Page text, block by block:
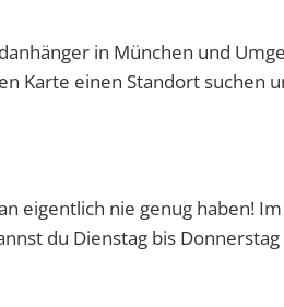
in München und
Karte einen Standort suchen
eigentlich nie genug haben! Im
du Dienstag bis